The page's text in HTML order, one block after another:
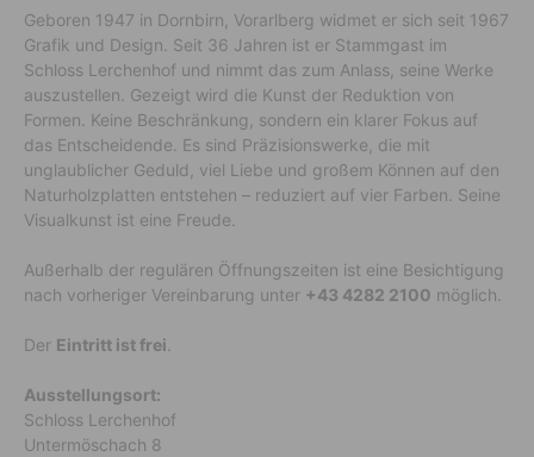
Geboren 1947 in Dornbirn, Vorarlberg widmet er sich seit 1967
Grafik und Design. Seit 36 Jahren ist er Stammgast im
Schloss Lerchenhof und nimmt das zum Anlass, seine Werke
auszustellen. Gezeigt wird die Kunst der Reduktion von
Formen. Keine Beschränkung, sondern ein klarer Fokus auf
das Entscheidende. Es sind Präzisionswerke, die mit
unglaublicher Geduld, viel Liebe und großem Können auf den
Naturholzplatten entstehen – reduziert auf vier Farben. Seine
Visualkunst ist eine Freude.
Außerhalb der regulären Öffnungszeiten ist eine Besichtigung
nach vorheriger Vereinbarung unter +43 4282 2100 möglich.
Der Eintritt ist frei
Ausstellungsort:
Schloss Lerchenhof
Untermöschach 8